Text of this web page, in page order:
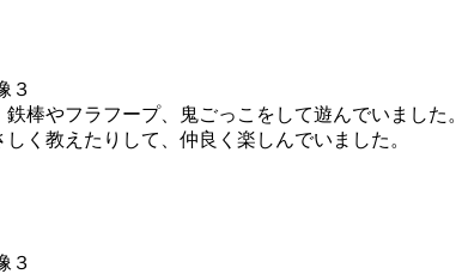
棒やフラフープ、鬼ごっこをして遊んでいました
く教えたりして、仲良く楽しんでいました。